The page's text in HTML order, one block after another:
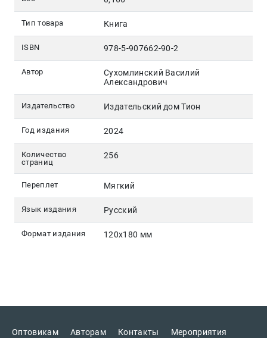
Тип товара Книга
ISBN 978-5-907662-90-2
Автор
Сухомлинский Василий
Александрович
Издательство Издательский дом Тион
Год издания 2024
Количество
страниц
256
Переплет Мягкий
Язык издания Русский
Формат издания 120х180 мм
Оптовикам Авторам Контакты Мероприятия